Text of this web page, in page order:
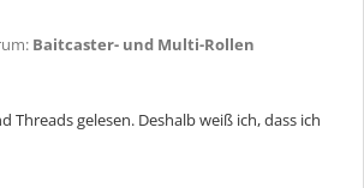
Baitcaster- und Multi-Rollen
gelesen. Deshalb weiß ich, dass ich